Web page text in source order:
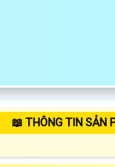
📖 THÔNG TIN SẢN